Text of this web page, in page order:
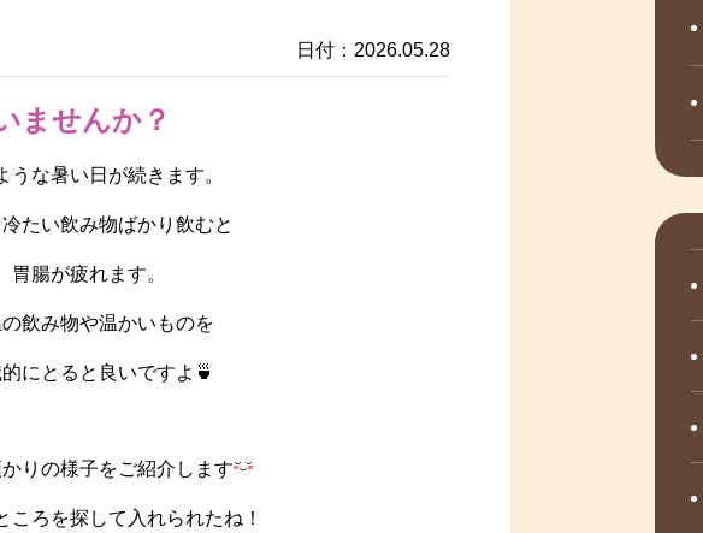
日付：2026.05.28
ませんか？
うな暑い日が続きます。
たい飲み物ばかり飲むと
胃腸が疲れます。
飲み物や温かいものを
にとると良いですよ🍵
りの様子をご紹介します
ころを探して入れられたね！